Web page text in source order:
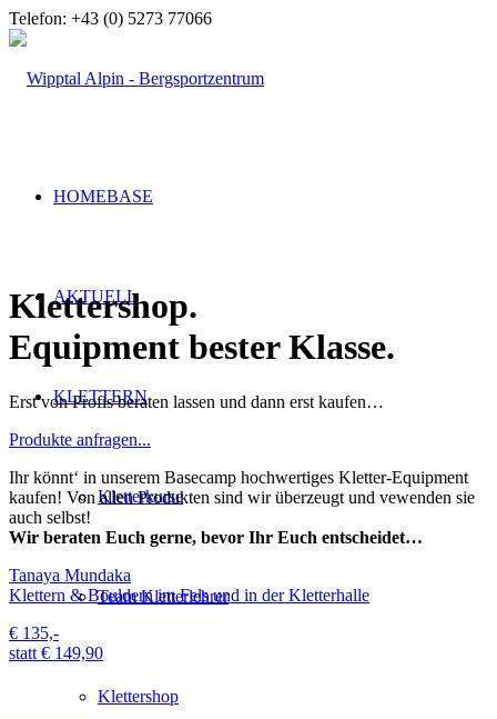
Telefon: +43 (0) 5273 77066
HOMEBASE
AKTUELL
KLETTERN
Kletterkurse
Team Kletterlehrer
Klettershop
Klettershop.
Equipment bester Klasse.
Erst von Profis beraten lassen und dann erst kaufen…
Produkte anfragen...
Ihr könnt‘ in unserem Basecamp hochwertiges Kletter-Equipment
kaufen! Von allen Produkten sind wir überzeugt und vewenden sie
auch selbst!
Wir beraten Euch gerne, bevor Ihr Euch entscheidet…
Tanaya Mundaka
Klettern & Bouldern im Fels und in der Kletterhalle
€ 135,-
statt € 149,90